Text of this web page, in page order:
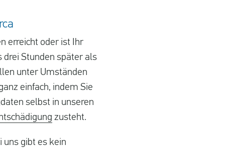
erreicht oder ist Ihr
drei Stunden später als
unter Umständen
einfach, indem Sie
selbst in unseren
zusteht.
uns gibt es kein